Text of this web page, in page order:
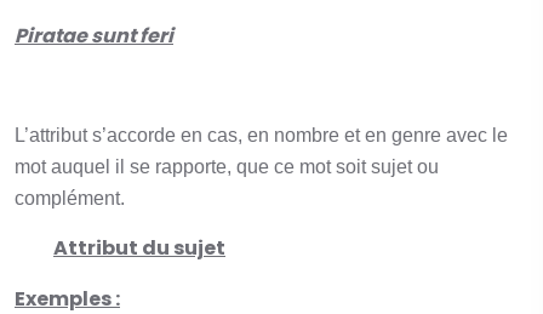
Piratae sunt feri
L’attribut s’accorde en cas, en nombre et en genre avec le
mot auquel il se rapporte, que ce mot soit sujet ou
complément.
Attribut du sujet
Exemples :